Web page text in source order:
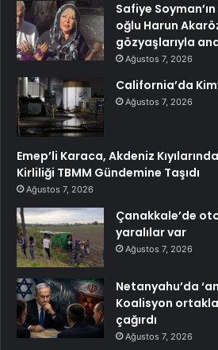
Safiye
oğlu Harun
gözyaşlarıyla
Ağustos 7, 2026
California’da
Ağustos 7, 2026
Emep’li Karaca, Akdeniz
Kirliliği TBMM Gündemine Taşıdı
Ağustos 7, 2026
Çanakkale’de
yaralılar var
Ağustos 7, 2026
Netanyahu’da
Koalisyon
çağırdı
Ağustos 7, 2026